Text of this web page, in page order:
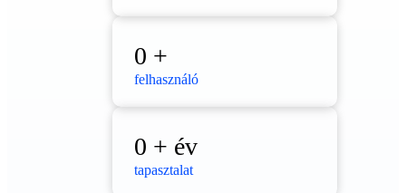
0 +
felhasználó
0 + év
tapasztalat